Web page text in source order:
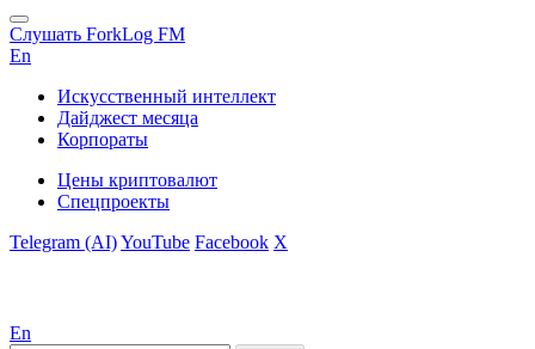
Слушать ForkLog FM
En
Искусственный интеллект
Дайджест месяца
Корпораты
Цены криптовалют
Спецпроекты
Telegram (AI)YouTube Facebook X
En